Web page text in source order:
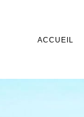
ACCUEIL